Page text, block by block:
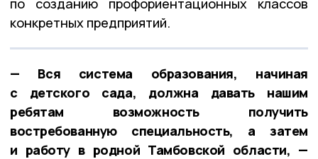
конкретных предприятий.
— Вся система образования, начиная
с детского сада, должна давать нашим
ребятам возможность получить
востребованную специальность, а затем
и работу в родной Тамбовской области, —